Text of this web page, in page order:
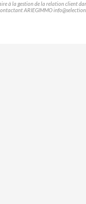
à la gestion de la relation client
ARIEGIMMO